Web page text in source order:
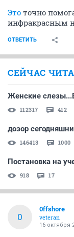
Это точно
инфракрасным
ОТВЕТИТЬ
СЕЙЧАС
Женские
112317 412
дозор
146413 1000
Постановка на
918 17
0
0ffshore
veteran
16 октября